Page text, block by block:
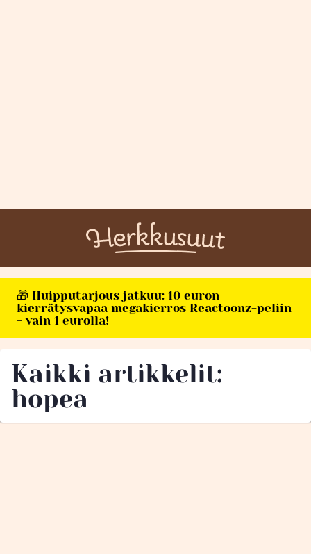
🎁 Huipputarjous jatkuu: 10 euron
kierrätysvapaa megakierros Reactoonz-peliin
- vain 1 eurolla!
Kaikki artikkelit:
hopea